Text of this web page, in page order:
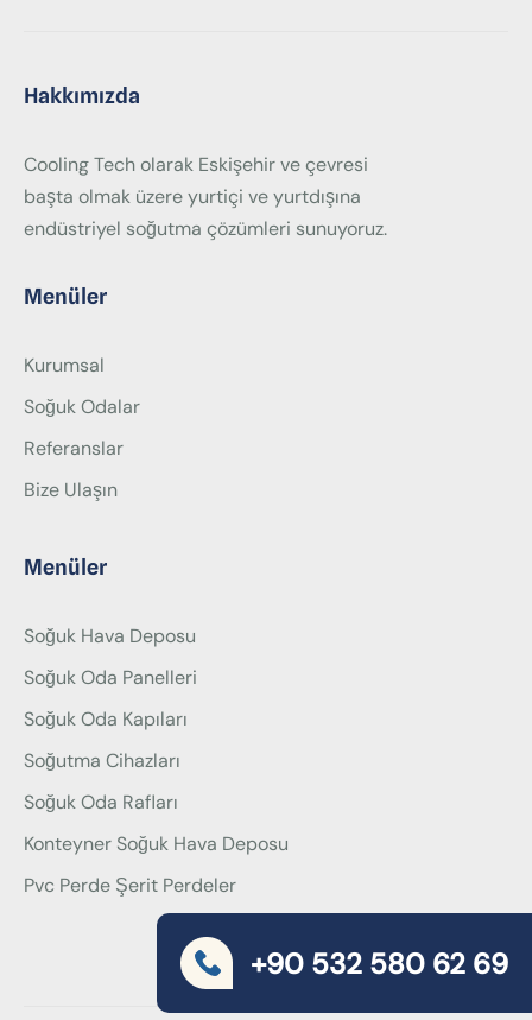
Hakkımızda
Cooling Tech olarak Eskişehir ve çevresi
başta olmak üzere yurtiçi ve yurtdışına
endüstriyel soğutma çözümleri sunuyoruz.
Menüler
Kurumsal
Soğuk Odalar
Referanslar
Bize Ulaşın
Menüler
Soğuk Hava Deposu
Soğuk Oda Panelleri
Soğuk Oda Kapıları
Soğutma Cihazları
Soğuk Oda Rafları
Konteyner Soğuk Hava Deposu
Pvc Perde Şerit Perdeler
+90 532 580 62 69